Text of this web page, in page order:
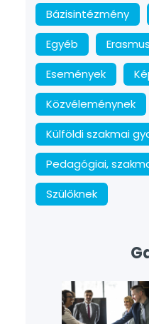
Bázisintézmény
Egyéb
Események
Közvéleménynek
Külföldi szakmai
Pedagógiai,
Szülőknek